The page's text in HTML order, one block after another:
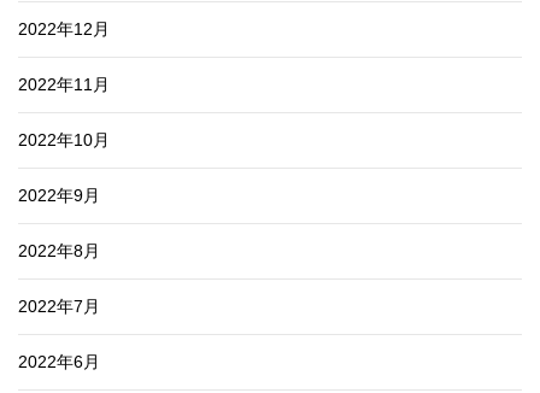
2022年12月
2022年11月
2022年10月
2022年9月
2022年8月
2022年7月
2022年6月